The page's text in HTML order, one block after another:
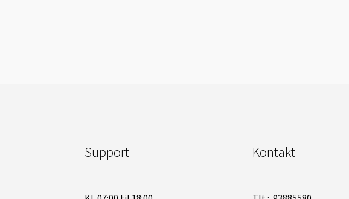
Support Kontakt